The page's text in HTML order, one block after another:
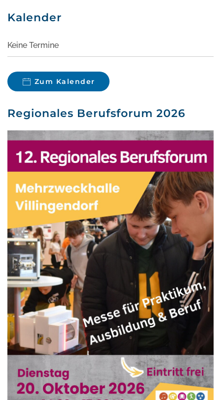
Kalender
Keine Termine
Zum Kalender
Regionales Berufsforum 2026